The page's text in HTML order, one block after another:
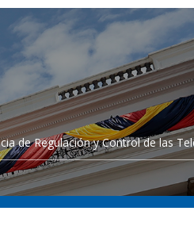
de Regulación y Control de las